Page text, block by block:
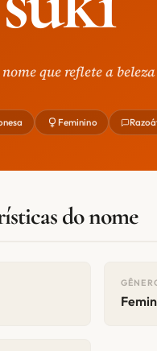
que reflete a
Feminino
do nome